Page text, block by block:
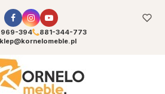
394
881-344-773